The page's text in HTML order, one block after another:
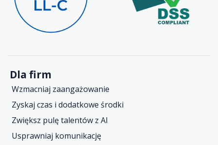
Dla firm
Wzmacniaj zaangażowanie
Zyskaj czas i dodatkowe środki
Zwiększ pulę talentów z AI
Usprawniaj komunikację